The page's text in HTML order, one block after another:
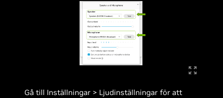
Gå till Inställningar > Ljudinställningar för att